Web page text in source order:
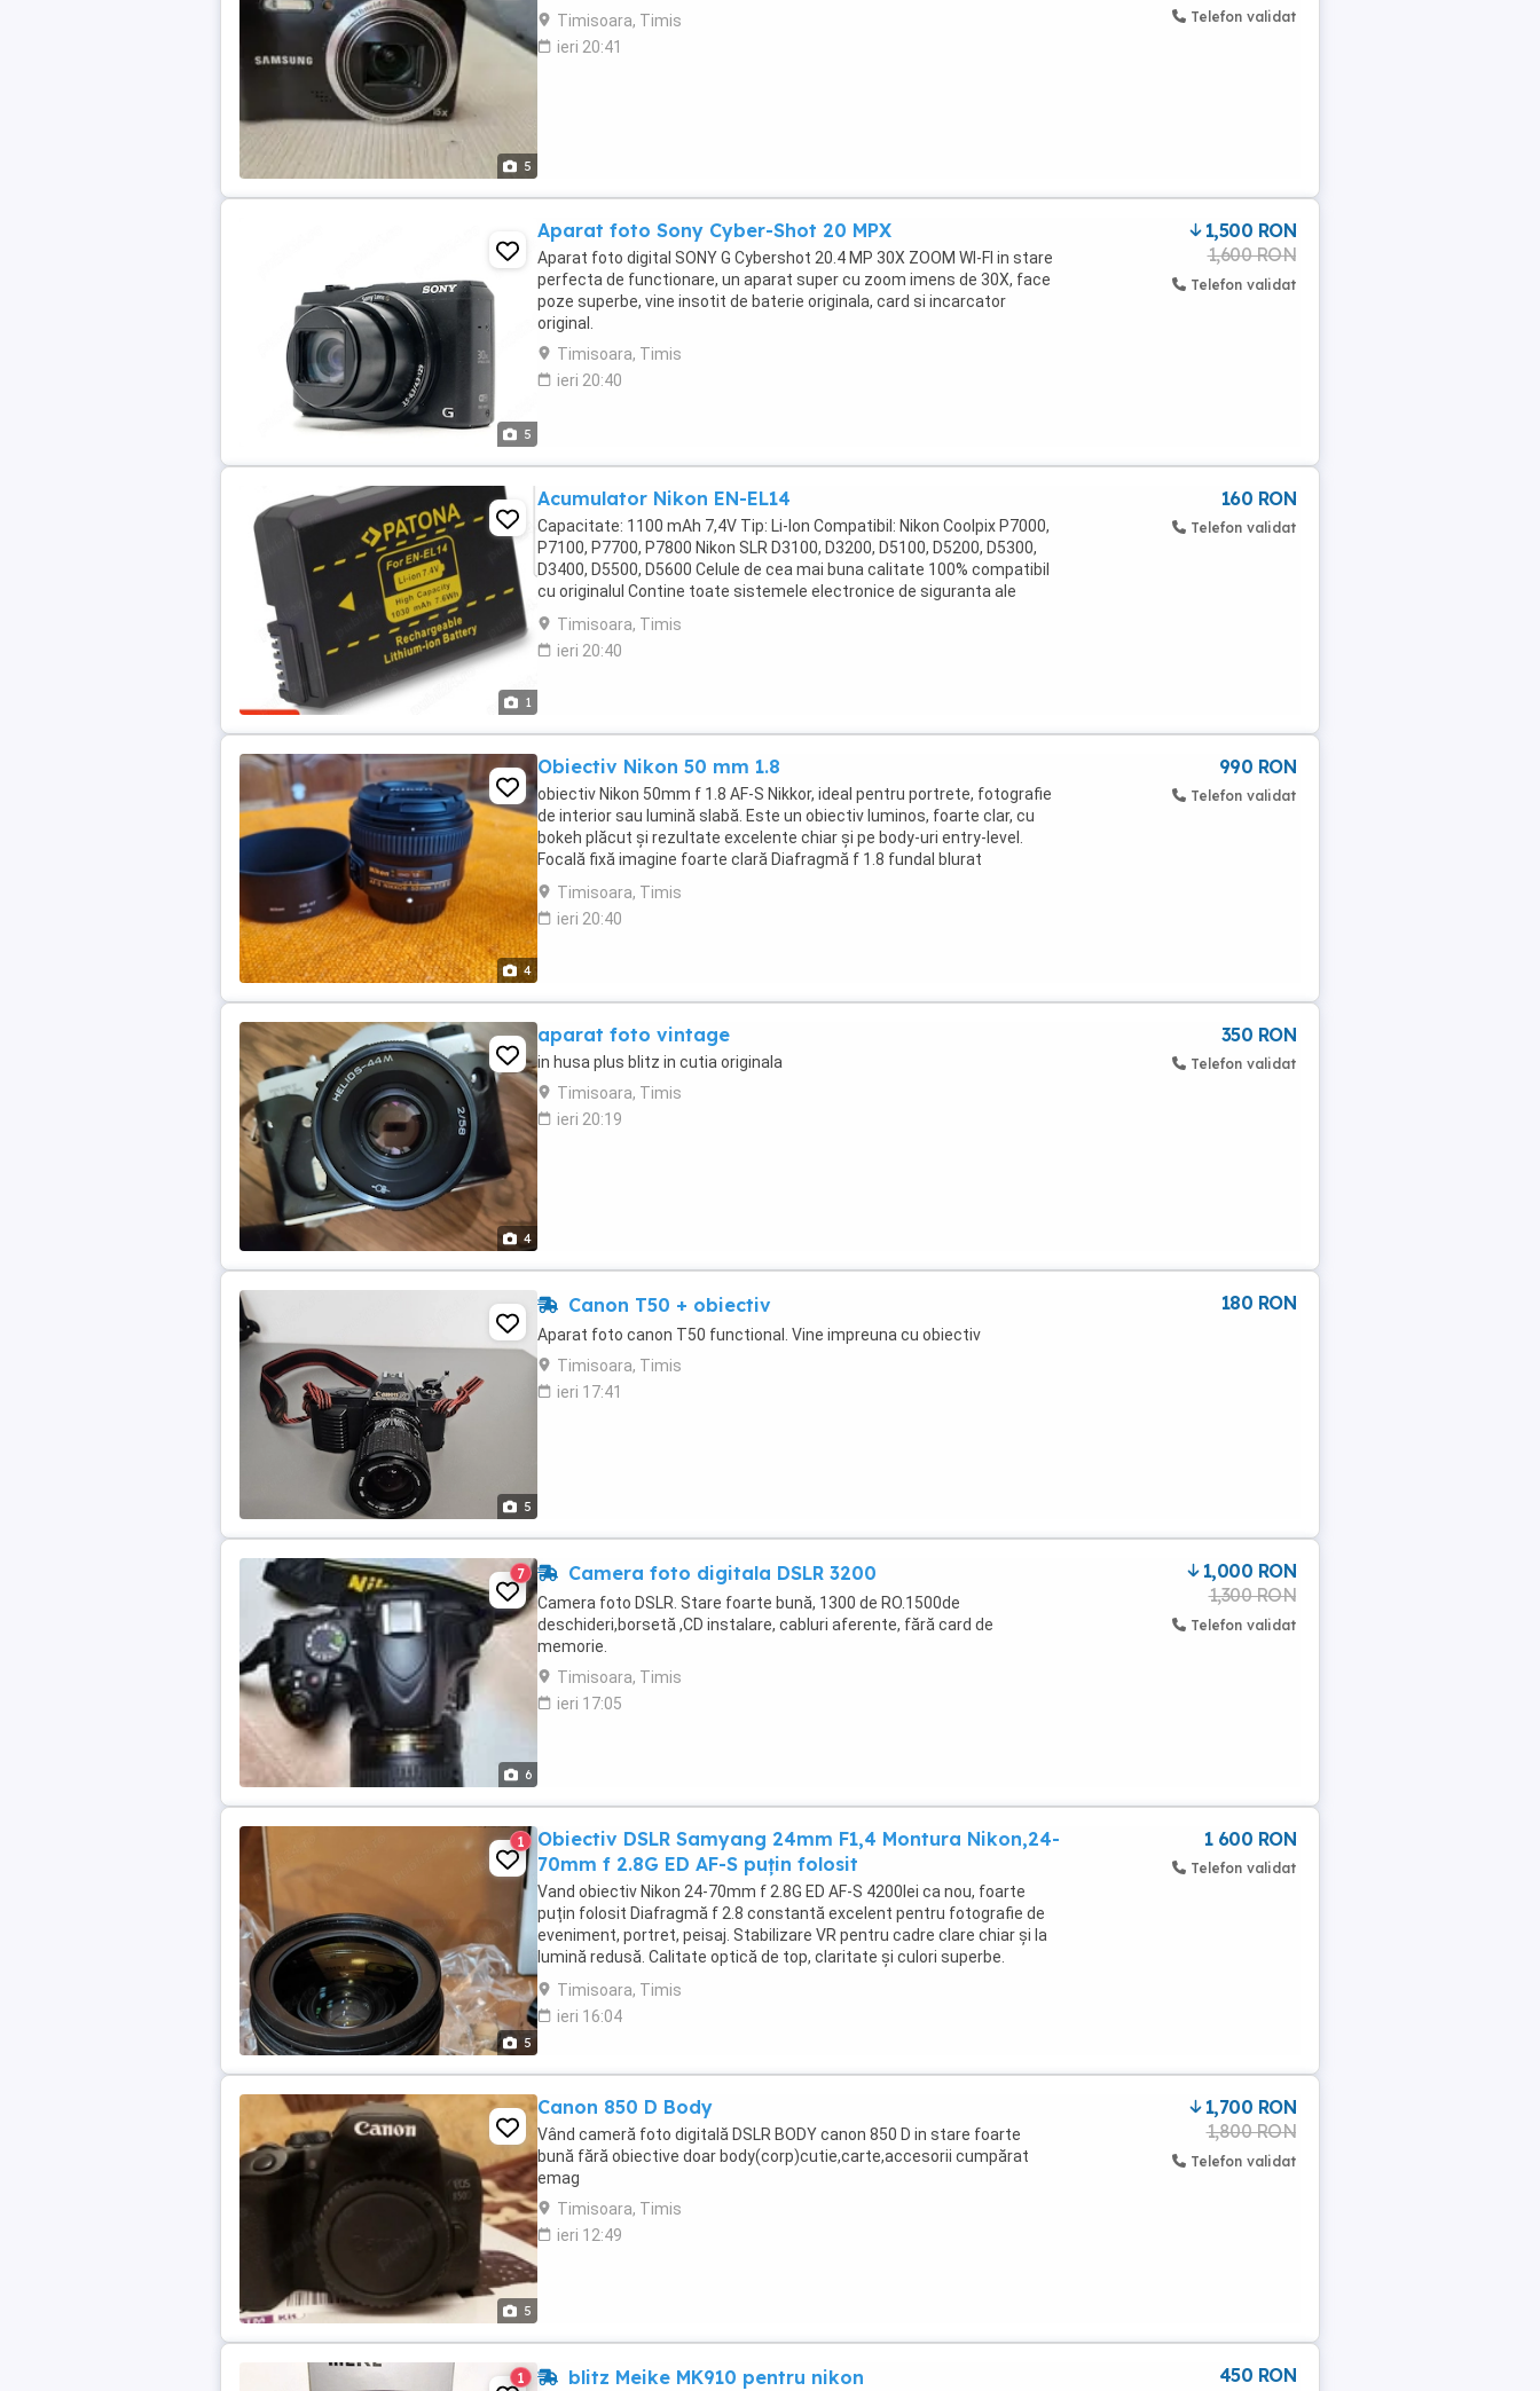
5
Timisoara, Timis
ieri 20:41
Telefon validat
5
Aparat foto Sony Cyber-Shot 20 MPX
Aparat foto digital SONY G Cybershot 20.4 MP 30X ZOOM WI-FI in stare
perfecta de functionare, un aparat super cu zoom imens de 30X, face
poze superbe, vine insotit de baterie originala, card si incarcator
original.
Timisoara, Timis
ieri 20:40
1,500 RON
1,600 RON
Telefon validat
1
Acumulator Nikon EN-EL14
Capacitate: 1100 mAh 7,4V Tip: Li-Ion Compatibil: Nikon Coolpix P7000,
P7100, P7700, P7800 Nikon SLR D3100, D3200, D5100, D5200, D5300,
D3400, D5500, D5600 Celule de cea mai buna calitate 100% compatibil
cu originalul Contine toate sistemele electronice de siguranta ale
acumulatorilor originali Indeplineste ...
Timisoara, Timis
ieri 20:40
160 RON
Telefon validat
4
Obiectiv Nikon 50 mm 1.8
obiectiv Nikon 50mm f 1.8 AF-S Nikkor, ideal pentru portrete, fotografie
de interior sau lumină slabă. Este un obiectiv luminos, foarte clar, cu
bokeh plăcut și rezultate excelente chiar și pe body-uri entry-level.
Focală fixă imagine foarte clară Diafragmă f 1.8 fundal blurat
profesionist (bokeh) ...
Timisoara, Timis
ieri 20:40
990 RON
Telefon validat
4
aparat foto vintage
in husa plus blitz in cutia originala
Timisoara, Timis
ieri 20:19
350 RON
Telefon validat
5
Canon T50 + obiectiv
Aparat foto canon T50 functional. Vine impreuna cu obiectiv
Timisoara, Timis
ieri 17:41
180 RON
6
7 Camera foto digitala DSLR 3200
Camera foto DSLR. Stare foarte bună, 1300 de RO.1500de
deschideri,borsetă ,CD instalare, cabluri aferente, fără card de
memorie.
Timisoara, Timis
ieri 17:05
1,000 RON
1,300 RON
Telefon validat
5
1
Obiectiv DSLR Samyang 24mm F1,4 Montura Nikon,24-
70mm f 2.8G ED AF-S puțin folosit
Vand obiectiv Nikon 24-70mm f 2.8G ED AF-S 4200lei ca nou, foarte
puțin folosit Diafragmă f 2.8 constantă excelent pentru fotografie de
eveniment, portret, peisaj. Stabilizare VR pentru cadre clare chiar și la
lumină redusă. Calitate optică de top, claritate și culori superbe.
Obiectivul ...
Timisoara, Timis
ieri 16:04
1 600 RON
Telefon validat
5
Canon 850 D Body
Vând cameră foto digitală DSLR BODY canon 850 D in stare foarte
bună fără obiective doar body(corp)cutie,carte,accesorii cumpărat
emag
Timisoara, Timis
ieri 12:49
1,700 RON
1,800 RON
Telefon validat
1 blitz Meike MK910 pentru nikon 450 RON